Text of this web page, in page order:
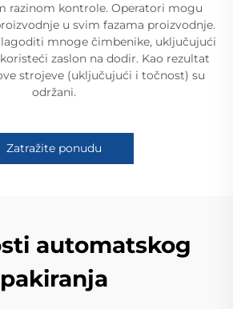
razinom kontrole. Operatori mogu
u svim fazama proizvodnje.
mnoge čimbenike, uključujući
zaslon na dodir. Kao rezultat
strojeve (uključujući i točnost) su
održani.
Zatražite ponudu
automatskog
pakiranja